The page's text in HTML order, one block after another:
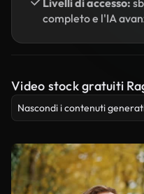
Livelli di accesso:
completo e l'IA
Video stock gratuiti
Nascondi i contenuti